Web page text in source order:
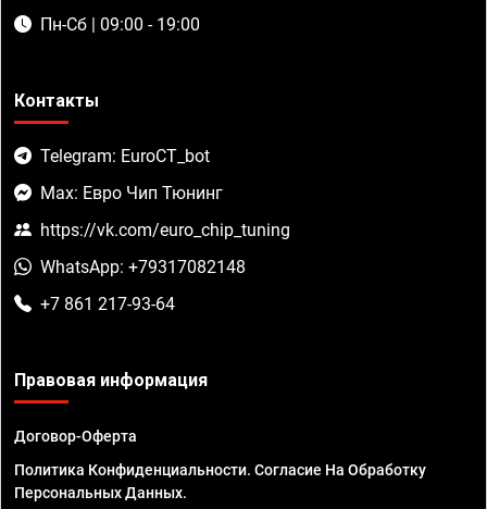
Пн-Сб | 09:00 - 19:00
Контакты
Telegram: EuroCT_bot
Max: Евро Чип Тюнинг
https://vk.com/euro_chip_tuning
WhatsApp: +79317082148
+7 861 217-93-64
Правовая информация
Договор-Оферта
Политика Конфиденциальности. Согласие На Обработку
Персональных Данных.